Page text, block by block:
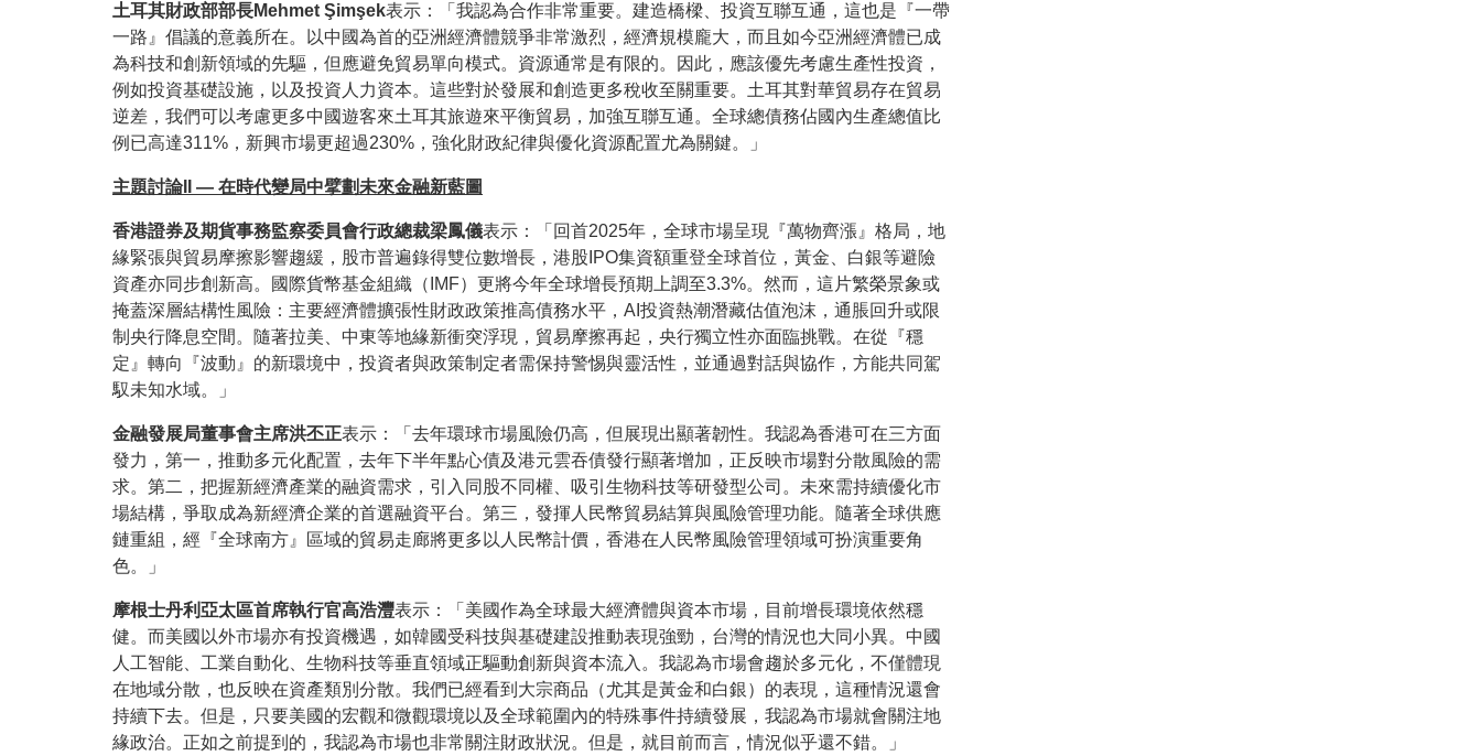
土耳其財政部部長Mehmet Şimşek表示：「我認為合作非常重要。建造橋樑、投資互聯互通，這也是『一帶
一路』倡議的意義所在。以中國為首的亞洲經濟體競爭非常激烈，經濟規模龐大，而且如今亞洲經濟體已成
為科技和創新領域的先驅，但應避免貿易單向模式。資源通常是有限的。因此，應該優先考慮生產性投資，
例如投資基礎設施，以及投資人力資本。這些對於發展和創造更多稅收至關重要。土耳其對華貿易存在貿易
逆差，我們可以考慮更多中國遊客來土耳其旅遊來平衡貿易，加強互聯互通。全球總債務佔國內生產總值比
例已高達311% ，新興市場更超過230% ，強化財政紀律與優化資源配置尤為關鍵。」
主題討論II — 在時代變局中擘劃未來金融新藍圖
香港證券及期貨事務監察委員會行政總裁梁鳳儀表示：「回首2025年，全球市場呈現『萬物齊漲』格局，地
緣緊張與貿易摩擦影響趨緩，股市普遍錄得雙位數增長，港股 IPO集資額重登全球首位，黃金、白銀等避險
資產亦同步創新高。國際貨幣基金組織（ IMF）更將今年全球增長預期上調至3.3%。然而，這片繁榮景象或
掩蓋深層結構性風險：主要經濟體擴張性財政政策推高債務水平， AI 投資熱潮潛藏估值泡沫，通脹回升或限
制央行降息空間。隨著拉美、中東等地緣新衝突浮現，貿易摩擦再起，央行獨立性亦面臨挑戰。在從『穩
定』轉向『波動』的新環境中，投資者與政策制定者需保持警惕與靈活性，並通過對話與協作，方能共同駕
馭未知水域。」
金融發展局董事會主席洪丕正表示：「去年環球市場風險仍高，但展現出顯著韌性。我認為香港可在三方面
發力，第一，推動多元化配置，去年下半年點心債及港元雲吞債發行顯著增加，正反映市場對分散風險的需
求。第二，把握新經濟產業的融資需求，引入同股不同權、吸引生物科技等研發型公司。未來需持續優化市
場結構，爭取成為新經濟企業的首選融資平台。第三，發揮人民幣貿易結算與風險管理功能。隨著全球供應
鏈重組，經『全球南方』區域的貿易走廊將更多以人民幣計價，香港在人民幣風險管理領域可扮演重要角
色。」
摩根士丹利亞太區首席執行官高浩灃表示：「美國作為全球最大經濟體與資本市場，目前增長環境依然穩
健。而美國以外市場亦有投資機遇，如韓國受科技與基礎建設推動表現強勁，台灣的情況也大同小異。中國
人工智能、工業自動化、生物科技等垂直領域正驅動創新與資本流入。我認為市場會趨於多元化，不僅體現
在地域分散，也反映在資產類別分散。我們已經看到大宗商品（尤其是黃金和白銀）的表現，這種情況還會
持續下去。但是，只要美國的宏觀和微觀環境以及全球範圍內的特殊事件持續發展，我認為市場就會關注地
緣政治。正如之前提到的，我認為市場也非常關注財政狀況。但是，就目前而言，情況似乎還不錯。」